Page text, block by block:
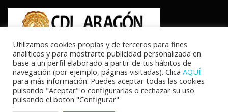
Copyright © 2026 Los cursos fluviales en Hispania, vías de
Utilizamos cookies propias y de terceros para fines
analíticos y para mostrarte publicidad personalizada en
base a un perfil elaborado a partir de tus hábitos de
navegación (por ejemplo, páginas visitadas). Clica AQUÍ
para más información. Puedes aceptar todas las cookies
pulsando "Aceptar" o configurarlas o rechazar su uso
pulsando el botón "Configurar"